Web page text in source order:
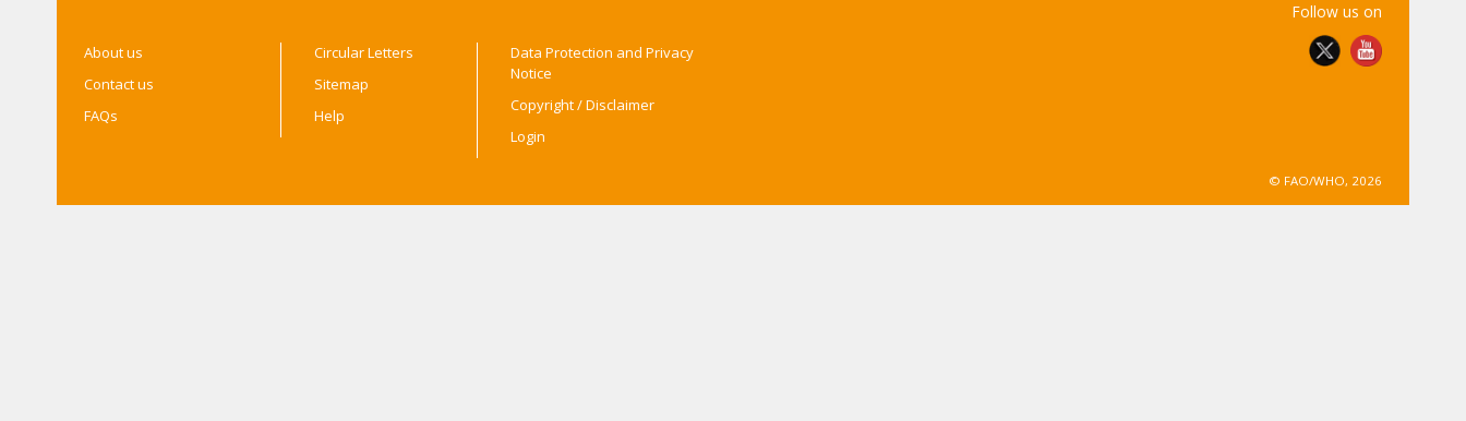
About us
Contact us
FAQs
Circular Letters
Sitemap
Help
Data Protection and Privacy
Notice
Copyright / Disclaimer
Login
Follow us on
© FAO/WHO, 2026